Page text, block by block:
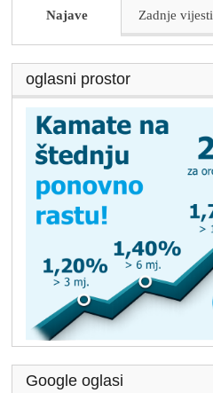
Najave Zadnje vijesti
oglasni prostor
Google oglasi